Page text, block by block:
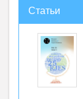
Статьи